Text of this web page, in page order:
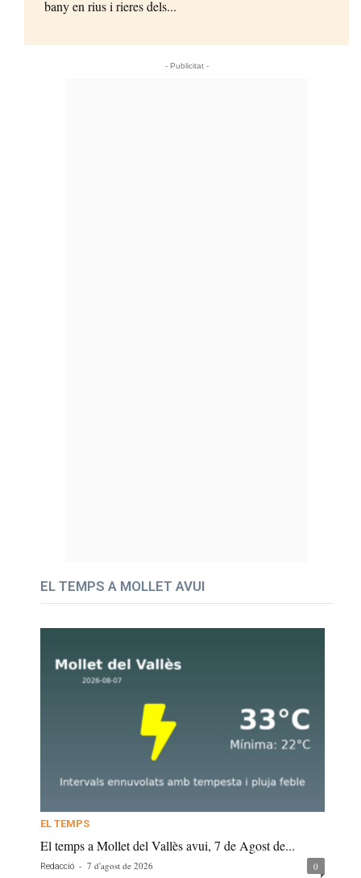
bany en rius i rieres dels...
- Publicitat -
EL TEMPS A MOLLET AVUI
EL TEMPS
El temps a Mollet del Vallès avui, 7 de Agost de...
Redacció - 7 d'agost de 2026 0